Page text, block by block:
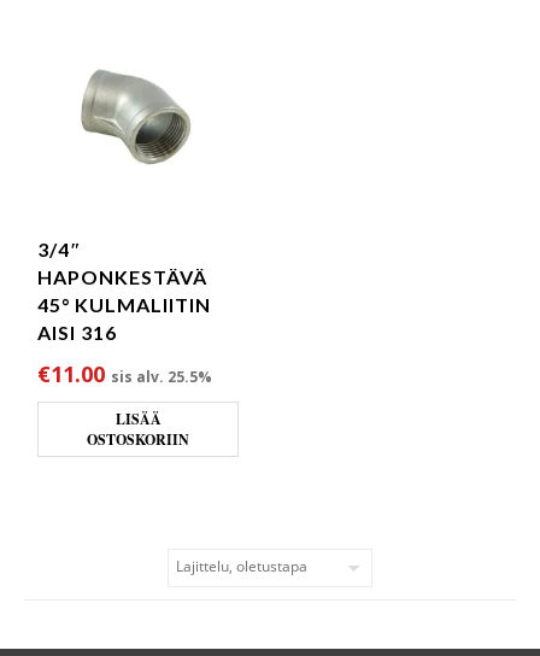
3/4″
HAPONKESTÄVÄ
45° KULMALIITIN
AISI 316
€11.00 sis alv. 25.5%
LISÄÄ
OSTOSKORIIN